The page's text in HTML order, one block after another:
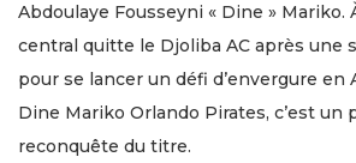
Abdoulaye Fousseyni « Dine » Mariko.
central quitte le Djoliba AC après une
pour se lancer un défi d’envergure en
Dine Mariko Orlando Pirates, c’est un
reconquête du titre.